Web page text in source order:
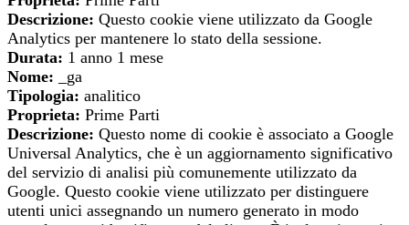
Descrizione: Questo cookie viene utilizzato da Google
Analytics per mantenere lo stato della sessione.
Durata: 1 anno 1 mese
Nome: _ga
Tipologia: analitico
Proprieta: Prime Parti
Descrizione: Questo nome di cookie è associato a Google
Universal Analytics, che è un aggiornamento significativo
del servizio di analisi più comunemente utilizzato da
Google. Questo cookie viene utilizzato per distinguere
utenti unici assegnando un numero generato in modo